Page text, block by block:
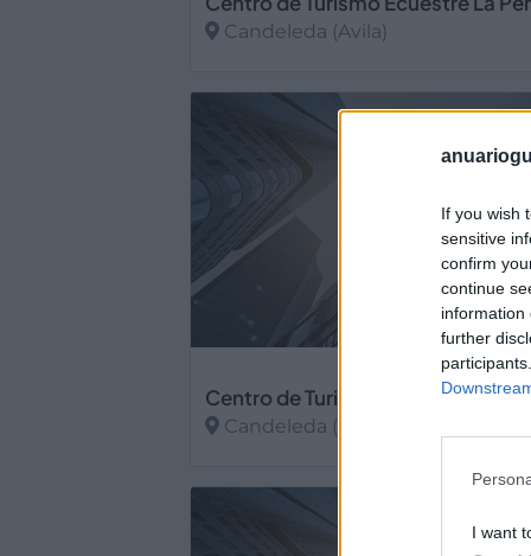
If you wish
sensitive
confirm
continue
information
further
I want
Candeleda (Avila)
Centro de Turismo Rural El Mirlo
Candeleda (Avila)